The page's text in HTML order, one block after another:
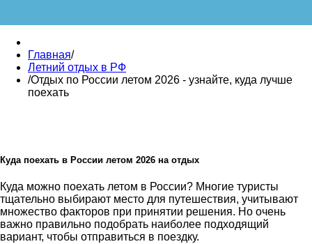
Главная/
Летний отдых в РФ
/Отдых по России летом 2026 - узнайте, куда лучше
поехать
Куда поехать в России летом 2026 на отдых
Куда можно поехать летом в России? Многие туристы
тщательно выбирают место для путешествия, учитывают
множество факторов при принятии решения. Но очень
важно правильно подобрать наиболее подходящий
вариант, чтобы отправиться в поездку.